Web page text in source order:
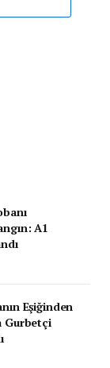
A1
Eşiğinden
Gurbetçi